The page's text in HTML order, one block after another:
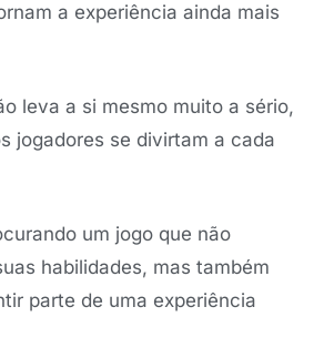
a experiência ainda mais
leva a si mesmo muito a sério,
jogadores se divirtam a cada
um jogo que não
habilidades, mas também
parte de uma experiência